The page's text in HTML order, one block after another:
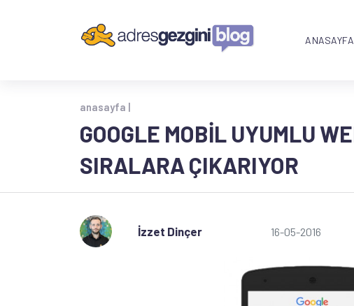
ANASAYFA
anasayfa |
GOOGLE MOBIL UYUMLU
SIRALARA ÇIKARIYOR
İzzet Dinçer 16-05-2016